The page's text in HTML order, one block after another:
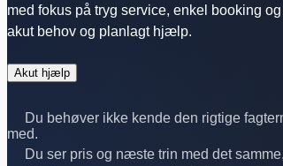
med fokus på tryg service, enkel booking
akut behov og planlagt hjælp.
Akut hjælp
Du behøver ikke kende den rigtige
med.
Du ser pris og næste trin med det